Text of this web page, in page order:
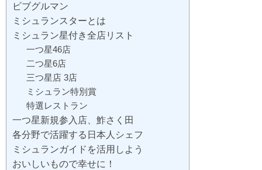
ビブグルマン
ミシュランスターとは
ミシュラン星付き全店リスト
一つ星46店
二つ星6店
三つ星店 3店
ミシュラン特別賞
特選レストラン
一つ星新規参入店、鮓さく田
各分野で活躍する日本人シェフ
ミシュランガイドを活用しよう
おいしいもので幸せに！